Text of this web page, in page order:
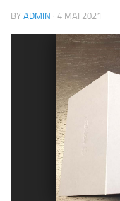
BY ADMIN · 4 MAI 2021